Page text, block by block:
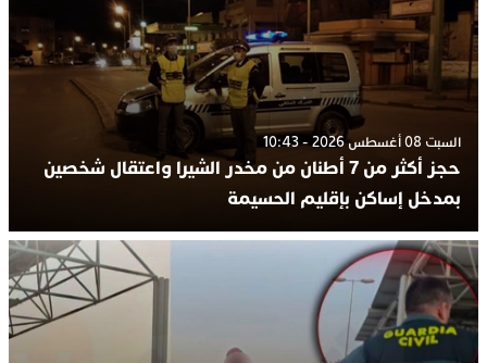
السبت 08 أغسطس 2026 - 10:43
حجز أكثر من 7 أطنان من مخدر الشيرا واعتقال شخصين
بمدخل إساكن بإقليم الحسيمة